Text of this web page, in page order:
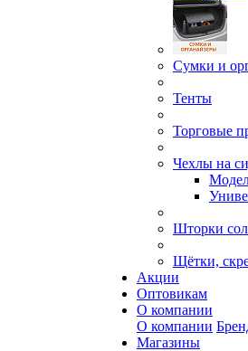
Сумки и
Тенты
Торговые
Чехлы на
Шторки
Щётки,
Акции
Оптовикам
О компании
О компании
Магазины